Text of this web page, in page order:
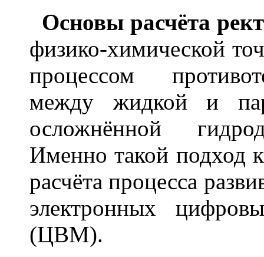
Основы расчёта
физико-химической
процессом
между жидкой и
осложнённой
Именно такой подход
расчёта процесса
электронных
(ЦВМ).